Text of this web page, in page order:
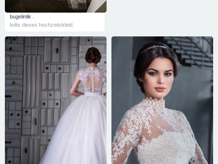
bugelinlik .
teilte dieses hochzeitskleid.